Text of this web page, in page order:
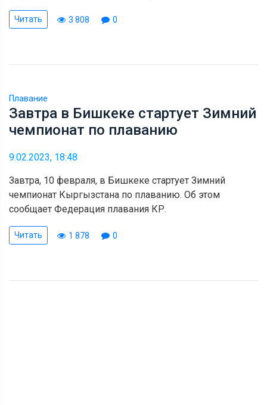
Читать 3 808 0
Плавание
Завтра в Бишкеке стартует Зимний
чемпионат по плаванию
9.02.2023, 18:48
Завтра, 10 февраля, в Бишкеке стартует Зимний
чемпионат Кыргызстана по плаванию. Об этом
сообщает Федерация плавания КР.
Читать 1 878 0